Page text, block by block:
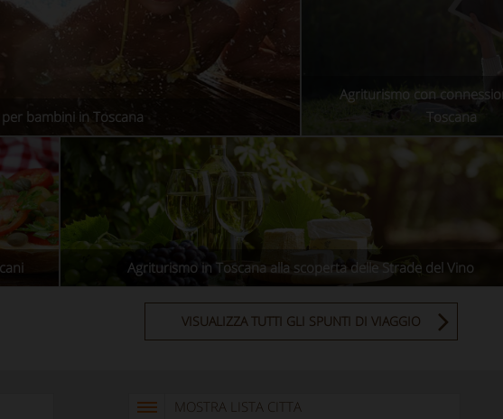
bambini in Toscana
Agriturismo con
Toscana
Agriturismo in Toscana alla scoperta delle Strade del Vino
VISUALIZZA TUTTI GLI SPUNTI DI VIAGGIO
MOSTRA LISTA CITTA